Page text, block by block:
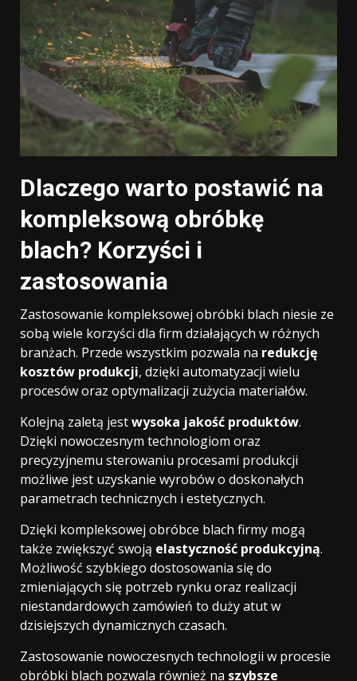
Dlaczego warto postawić na
kompleksową obróbkę
blach? Korzyści i
zastosowania
Zastosowanie kompleksowej obróbki blach niesie ze
sobą wiele korzyści dla firm działających w różnych
branżach. Przede wszystkim pozwala na redukcję
kosztów produkcji, dzięki automatyzacji wielu
procesów oraz optymalizacji zużycia materiałów.
Kolejną zaletą jestwysoka jakość produktów.
Dzięki nowoczesnym technologiom oraz
precyzyjnemu sterowaniu procesami produkcji
możliwe jest uzyskanie wyrobów o doskonałych
parametrach technicznych i estetycznych.
Dzięki kompleksowej obróbce blach firmy mogą
także zwiększyć swoją elastyczność produkcyjną.
Możliwość szybkiego dostosowania się do
zmieniających się potrzeb rynku oraz realizacji
niestandardowych zamówień to duży atut w
dzisiejszych dynamicznych czasach.
Zastosowanie nowoczesnych technologii w procesie
obróbki blach pozwala również na szybsze